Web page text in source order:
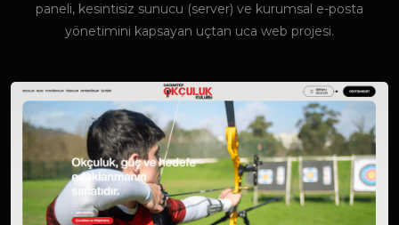
paneli, kesintisiz sunucu (server) ve kurumsal e-posta
yönetimini kapsayan uçtan uca web projesi.